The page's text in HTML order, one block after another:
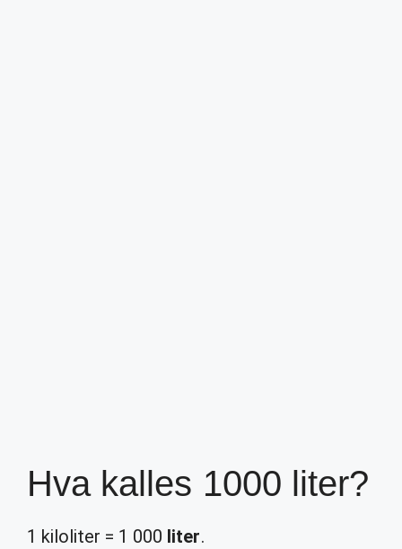
Hva kalles 1000 liter?
1 kiloliter = 1 000 liter.